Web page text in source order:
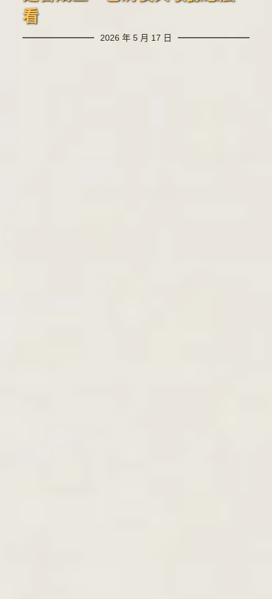
看
2026 年 5 月 17 日